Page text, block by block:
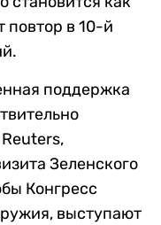
повтор в 10-й
поддержка
Зеленского
Конгресс
выступают